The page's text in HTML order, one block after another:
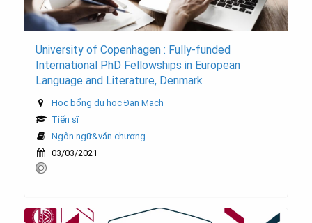
University of Copenhagen : Fully-funded
International PhD Fellowships in European
Language and Literature, Denmark
Học bổng du học Đan Mạch
Tiến sĩ
Ngôn ngữ&văn chương
03/03/2021